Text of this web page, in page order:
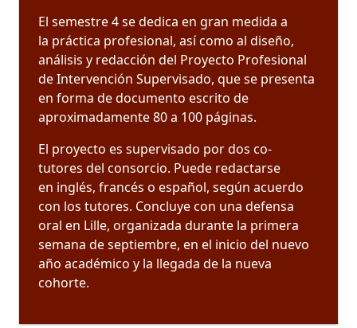
El semestre 4 se dedica en gran medida a
la práctica profesional, así como al diseño,
análisis y redacción del Proyecto Profesional
de Intervención Supervisado, que se presenta
en forma de documento escrito de
aproximadamente 80 a 100 páginas.
El proyecto es supervisado por dos co-
tutores del consorcio. Puede redactarse
en inglés, francés o español, según acuerdo
con los tutores. Concluye con una defensa
oral en Lille, organizada durante la primera
semana de septiembre, en el inicio del nuevo
año académico y la llegada de la nueva
cohorte.